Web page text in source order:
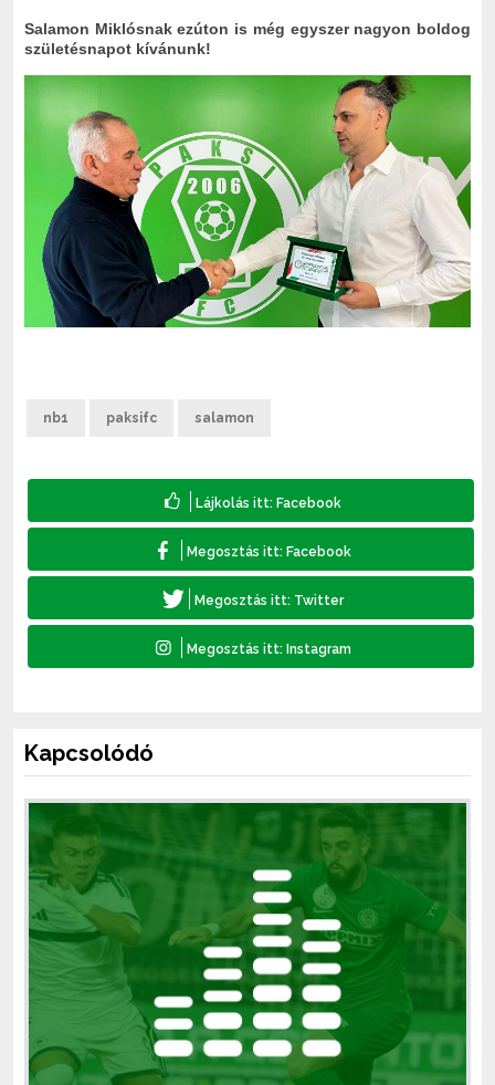
Salamon Miklósnak ezúton is még egyszer nagyon boldog
születésnapot kívánunk!
nb1 paksifc salamon
Kapcsolódó